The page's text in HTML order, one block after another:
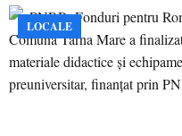
LOCALE